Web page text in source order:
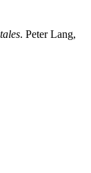
. Peter Lang,